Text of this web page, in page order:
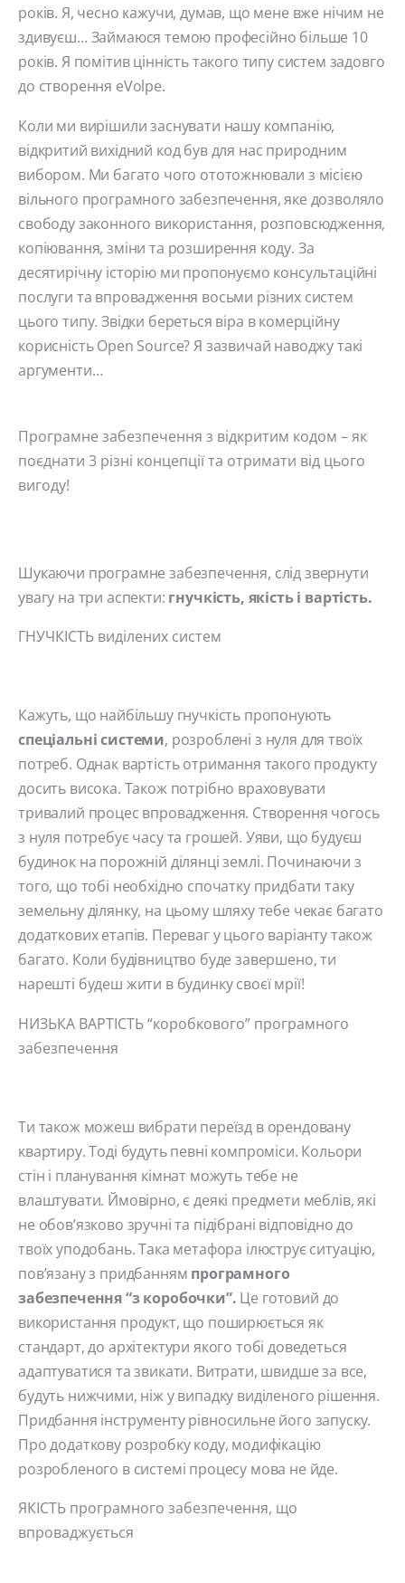
років. Я, чесно кажучи, думав, що мене вже нічим не
здивуєш… Займаюся темою професійно більше 10
років. Я помітив цінність такого типу систем задовго
до створення eVolpe.
Коли ми вирішили заснувати нашу компанію,
відкритий вихідний код був для нас природним
вибором. Ми багато чого ототожнювали з місією
вільного програмного забезпечення, яке дозволяло
свободу законного використання, розповсюдження,
копіювання, зміни та розширення коду. За
десятирічну історію ми пропонуємо консультаційні
послуги та впровадження восьми різних систем
цього типу. Звідки береться віра в комерційну
корисність Open Source? Я зазвичай наводжу такі
аргументи…
Програмне забезпечення з відкритим кодом – як
поєднати 3 різні концепції та отримати від цього
вигоду!
Шукаючи програмне забезпечення, слід звернути
увагу на три аспекти: гнучкість, якість і вартість.
ГНУЧКІСТЬ виділених систем
Кажуть, що найбільшу гнучкість пропонують
спеціальні системи, розроблені з нуля для твоїх
потреб. Однак вартість отримання такого продукту
досить висока. Також потрібно враховувати
тривалий процес впровадження. Створення чогось
з нуля потребує часу та грошей. Уяви, що будуєш
будинок на порожній ділянці землі. Починаючи з
того, що тобі необхідно спочатку придбати таку
земельну ділянку, на цьому шляху тебе чекає багато
додаткових етапів. Переваг у цього варіанту також
багато. Коли будівництво буде завершено, ти
нарешті будеш жити в будинку своєї мрії!
НИЗЬКА ВАРТІСТЬ “коробкового” програмного
забезпечення
Ти також можеш вибрати переїзд в орендовану
квартиру. Тоді будуть певні компроміси. Кольори
стін і планування кімнат можуть тебе не
влаштувати. Ймовірно, є деякі предмети меблів, які
не обов’язково зручні та підібрані відповідно до
твоїх уподобань. Така метафора ілюструє ситуацію,
пов’язану з придбанням програмного
забезпечення “з коробочки”. Це готовий до
використання продукт, що поширюється як
стандарт, до архітектури якого тобі доведеться
адаптуватися та звикати. Витрати, швидше за все,
будуть нижчими, ніж у випадку виділеного рішення.
Придбання інструменту рівносильне його запуску.
Про додаткову розробку коду, модифікацію
розробленого в системі процесу мова не йде.
ЯКІСТЬ програмного забезпечення, що
впроваджується